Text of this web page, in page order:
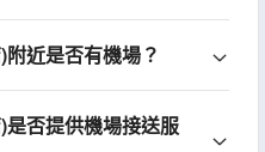
近是否有機場？
否提供機場接送服